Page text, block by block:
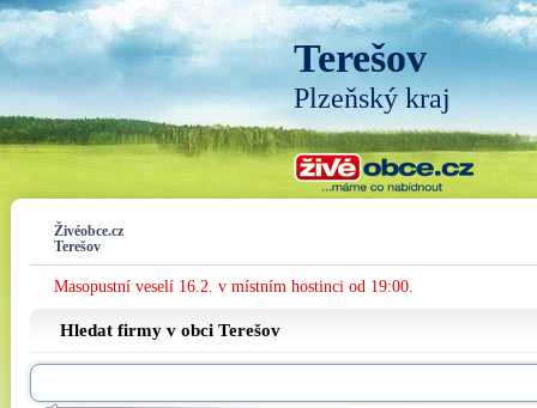
Terešov
Plzeňský kraj
Živéobce.cz
Terešov
Masopustní veselí 16.2. v místním hostinci od 19:00.
Hledat firmy v obci Terešov